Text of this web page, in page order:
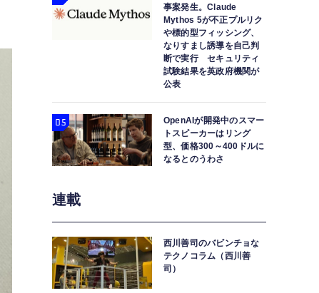
事案発生。Claude
Mythos 5が不正プルリク
や標的型フィッシング、
なりすまし誘導を自己判
断で実行 セキュリティ
試験結果を英政府機関が
公表
OpenAIが開発中のスマー
トスピーカーはリング
型、価格300～400ドルに
なるとのうわさ
連載
西川善司のバビンチョな
テクノコラム（西川善
司）